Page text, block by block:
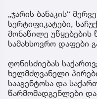
„ჯარის ბანაკის“
სერტიფიკატები,
მონაწილე უწყებების
სამახსოვრო დაფები
ღონისძიებას
ხელმძღვანელი
სააგენტოსა და
წარმომადგენლები